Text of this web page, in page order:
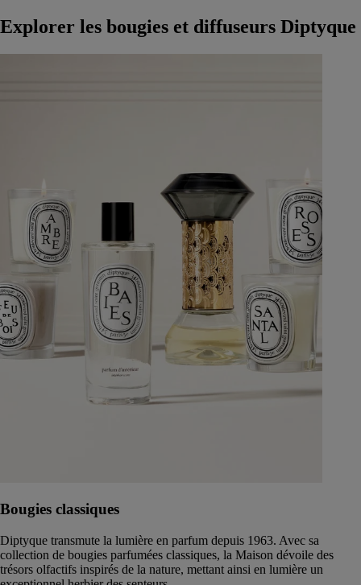
Explorer les bougies et diffuseurs Diptyque
Bougies classiques
Diptyque transmute la lumière en parfum depuis 1963. Avec sa
collection de bougies parfumées classiques, la Maison dévoile des
trésors olfactifs inspirés de la nature, mettant ainsi en lumière un